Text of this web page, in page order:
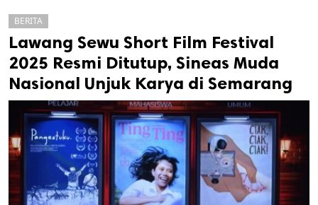
cipta.
BERITA
Lawang Sewu Short Film Festival
2025 Resmi Ditutup, Sineas Muda
Nasional Unjuk Karya di Semarang